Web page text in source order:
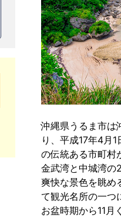
沖縄県うるま市は
り、平成17年4月
の伝統ある市町村
金武湾と中城湾の
爽快な景色を眺め
て観光名所の一つ
お盆時期から11月